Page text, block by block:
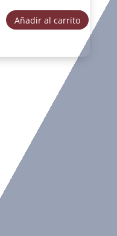
Añadir al carrito